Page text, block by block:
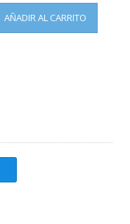
AÑADIR AL CARRITO